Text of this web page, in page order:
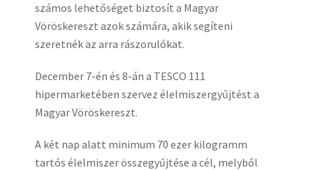
számos lehetőséget biztosít a Magyar
Vöröskereszt azok számára, akik segíteni
szeretnék az arra rászorulókat.
December 7-én és 8-án a TESCO 111
hipermarketében szervez élelmiszergyűjtést a
Magyar Vöröskereszt.
A két nap alatt minimum 70 ezer kilogramm
tartós élelmiszer összegyűjtése a cél, melyből